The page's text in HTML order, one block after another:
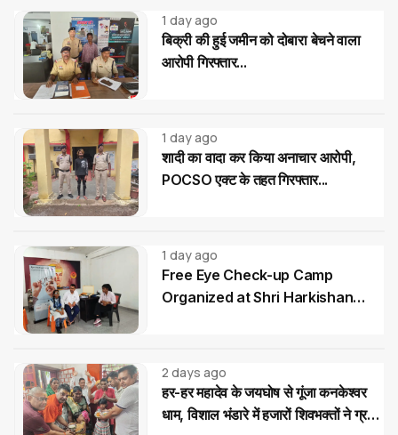
1 day ago
बिक्री की हुई जमीन को दोबारा बेचने वाला
आरोपी गिरफ्तार...
1 day ago
शादी का वादा कर किया अनाचार आरोपी,
POCSO एक्ट के तहत गिरफ्तार...
1 day ago
Free Eye Check-up Camp
Organized at Shri Harkishan
2 days ago
हर-हर महादेव के जयघोष से गूंजा कनकेश्वर
धाम, विशाल भंडारे में हजारों शिवभक्तों ने ग्रहण